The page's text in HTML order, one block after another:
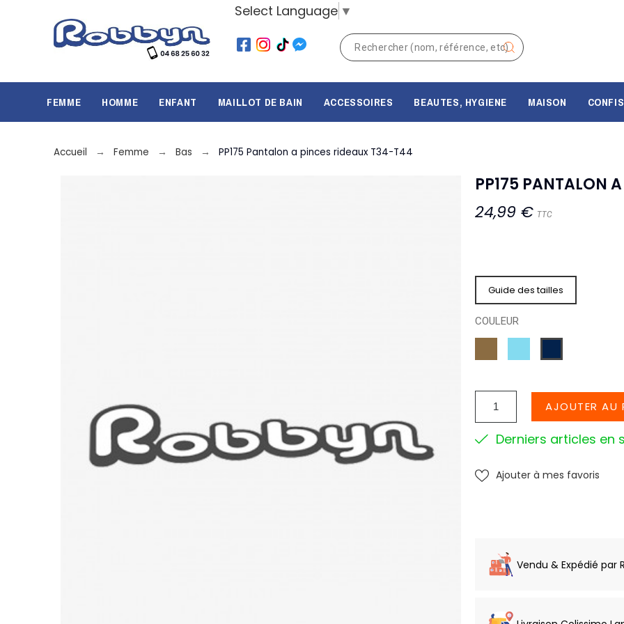
Select Language ▼
FEMME HOMME ENFANT MAILLOT DE BAIN ACCESSOIRES BEAUTES, HYGIENE MAISON
Accueil Femme Bas PP175 Pantalon a pinces rideaux T34-T44
PP175 PANTALON
24,99 € TTC
Guide des tailles
COULEUR
CIEL
AJOUTER AU
Derniers articles en
Ajouter à mes favoris
Vendu & Expédié par